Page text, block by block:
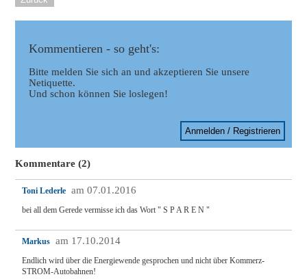
Kommentieren - so geht's:
Bitte melden Sie sich an und akzeptieren Sie unsere
Netiquette.
Und schon können Sie loslegen!
Anmelden / Registrieren
Kommentare (2)
Toni Lederle am 07.01.2016
bei all dem Gerede vermisse ich das Wort " S P A R E N "
Markus am 17.10.2014
Endlich wird über die Energiewende gesprochen und nicht über Kommerz-
STROM-Autobahnen!